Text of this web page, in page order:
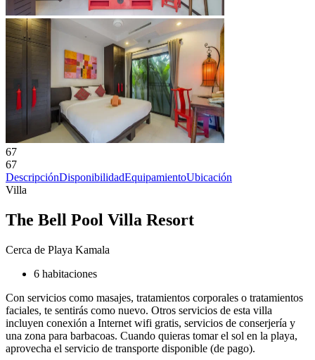
67
67
DescripciónDisponibilidadEquipamientoUbicación
Villa
The Bell Pool Villa Resort
Cerca de Playa Kamala
6 habitaciones
Con servicios como masajes, tratamientos corporales o tratamientos
faciales, te sentirás como nuevo. Otros servicios de esta villa
incluyen conexión a Internet wifi gratis, servicios de conserjería y
una zona para barbacoas. Cuando quieras tomar el sol en la playa,
aprovecha el servicio de transporte disponible (de pago).